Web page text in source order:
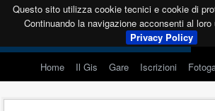
Questo sito utilizza cookie tecnici e cookie di
Continuando la navigazione acconsenti al loro
Privacy Policy
Home Il Gis Gare Iscrizioni